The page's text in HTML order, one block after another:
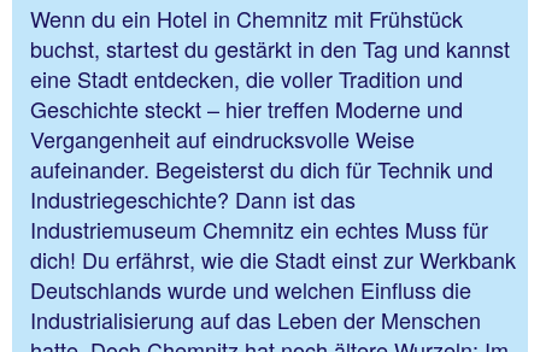
Wenn du ein Hotel in Chemnitz mit Frühstück
buchst, startest du gestärkt in den Tag und kannst
eine Stadt entdecken, die voller Tradition und
Geschichte steckt – hier treffen Moderne und
Vergangenheit auf eindrucksvolle Weise
aufeinander. Begeisterst du dich für Technik und
Industriegeschichte? Dann ist das
Industriemuseum Chemnitz ein echtes Muss für
dich! Du erfährst, wie die Stadt einst zur Werkbank
Deutschlands wurde und welchen Einfluss die
Industrialisierung auf das Leben der Menschen